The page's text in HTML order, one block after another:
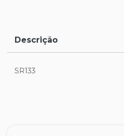
Descrição
SR133